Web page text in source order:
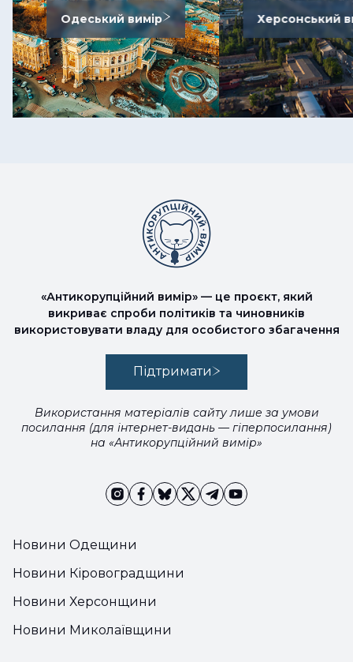
Одеський вимір Херсонський
Новини Одещини
Новини Кіровоградщини
Новини Херсонщини
Новини Миколаївщини
«Антикорупційний вимір» — це проєкт, який
викриває спроби політиків та чиновників
використовувати владу для особистого збагачення
Підтримати
Використання матеріалів сайту лише за умови
посилання (для інтернет-видань — гіперпосилання)
на «Антикорупційний вимір»